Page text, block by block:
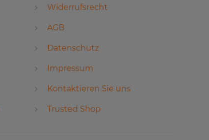
Widerrufsrecht
AGB
Datenschutz
Impressum
Kontaktieren Sie uns
Trusted Shop